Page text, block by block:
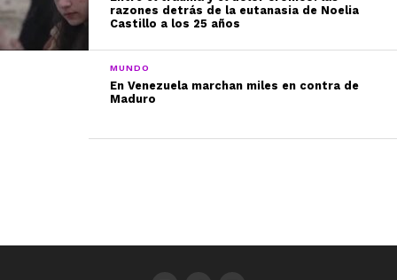
razones detrás de la eutanasia de Noelia
Castillo a los 25 años
MUNDO
En Venezuela marchan miles en contra de
Maduro